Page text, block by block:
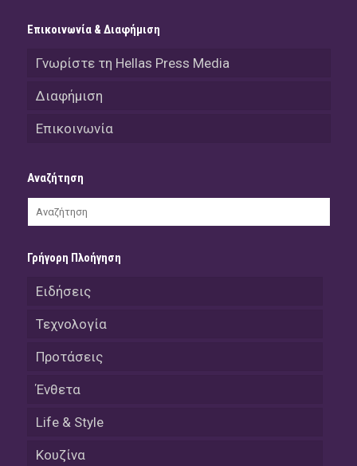
Επικοινωνία & Διαφήμιση
Γνωρίστε τη Hellas Press Media
Διαφήμιση
Επικοινωνία
Αναζήτηση
Γρήγορη Πλοήγηση
Ειδήσεις
Τεχνολογία
Προτάσεις
Ένθετα
Life & Style
Κουζίνα